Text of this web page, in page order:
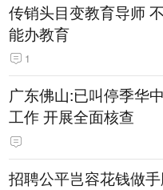
传销头目变教育导师
能办教育
1
广东佛山:已叫停季华
工作 开展全面核查
招聘公平岂容花钱做